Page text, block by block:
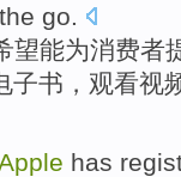
go.
望能为消费者
子书 ， 观看视
Apple has